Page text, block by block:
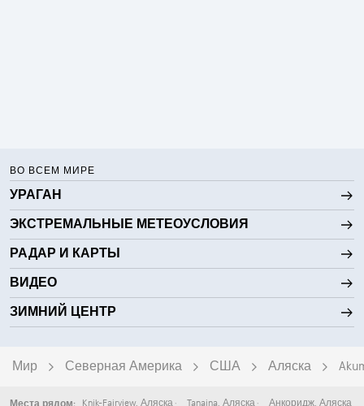
ВО ВСЕМ МИРЕ
УРАГАН
ЭКСТРЕМАЛЬНЫЕ МЕТЕОУСЛОВИЯ
РАДАР И КАРТЫ
ВИДЕО
ЗИМНИЙ ЦЕНТР
Мир Северная Америка США Аляска
Места рядом: Knik-Fairview, Аляска Tanaina, Аляска Анкоридж, Аляска